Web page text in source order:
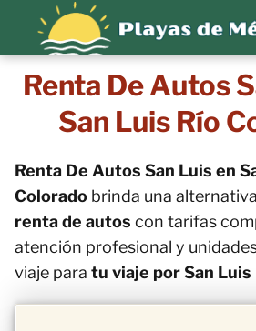
Renta De Autos
San Luis Río
Renta De Autos San Luis en
Colorado brinda una
renta de autos con tarifas
atención profesional y
viaje para tu viaje por San Luis